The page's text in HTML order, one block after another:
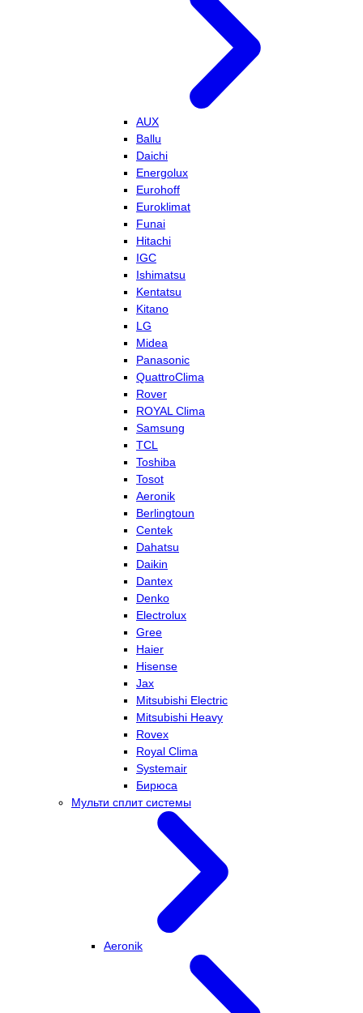
AUX
Ballu
Daichi
Energolux
Eurohoff
Euroklimat
Funai
Hitachi
IGC
Ishimatsu
Kentatsu
Kitano
LG
Midea
Panasonic
QuattroClima
Rover
ROYAL Clima
Samsung
TCL
Toshiba
Tosot
Aeronik
Berlingtoun
Centek
Dahatsu
Daikin
Dantex
Denko
Electrolux
Gree
Haier
Hisense
Jax
Mitsubishi Electric
Mitsubishi Heavy
Rovex
Royal Clima
Systemair
Бирюса
Мульти сплит системы
Aeronik